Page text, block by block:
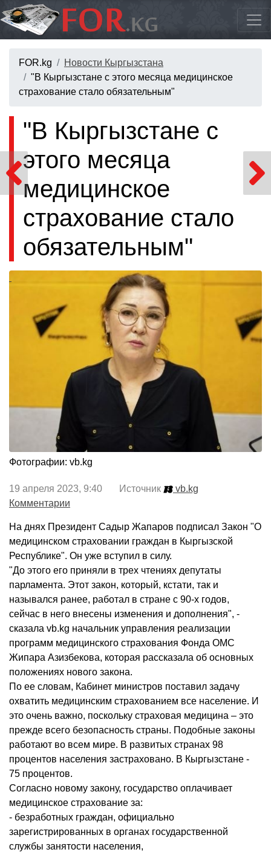
FOR.kg
Новости Кыргызстана
"В Кыргызстане с этого месяца медицинское
страхование стало обязательным"
"В Кыргызстане с
этого месяца
медицинское
страхование стало
обязательным"
Фотографии: vb.kg
19 апреля 2023, 9:40 Источник
vb.kg
Комментарии
На днях Президент Садыр Жапаров подписал Закон "О
медицинском страховании граждан в Кыргызской
Республике". Он уже вступил в силу.
"До этого его приняли в трех чтениях депутаты
парламента. Этот закон, который, кстати, так и
назывался ранее, работал в стране с 90-х годов,
сейчас в него внесены изменения и дополнения", -
сказала vb.kg начальник управления реализации
программ медицинского страхования Фонда ОМС
Жипара Азизбекова, которая рассказала об основных
положениях нового закона.
По ее словам, Кабинет министров поставил задачу
охватить медицинским страхованием все население. И
это очень важно, поскольку страховая медицина – это
прежде всего безопасность страны. Подобные законы
работают во всем мире. В развитых странах 98
процентов населения застраховано. В Кыргызстане -
75 процентов.
Согласно новому закону, государство оплачивает
медицинское страхование за:
- безработных граждан, официально
зарегистрированных в органах государственной
службы занятости населения,